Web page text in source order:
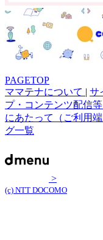
PAGETOP
ママテナについて | サ
プ・コンテンツ配信
にあたって（ご利用
グ一覧
>
(c) NTT DOCOMO